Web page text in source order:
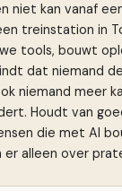
niet kan vanaf
treinstation in
tools, bouwt
dat niemand
niemand meer
Houdt van
die met AI
er alleen over